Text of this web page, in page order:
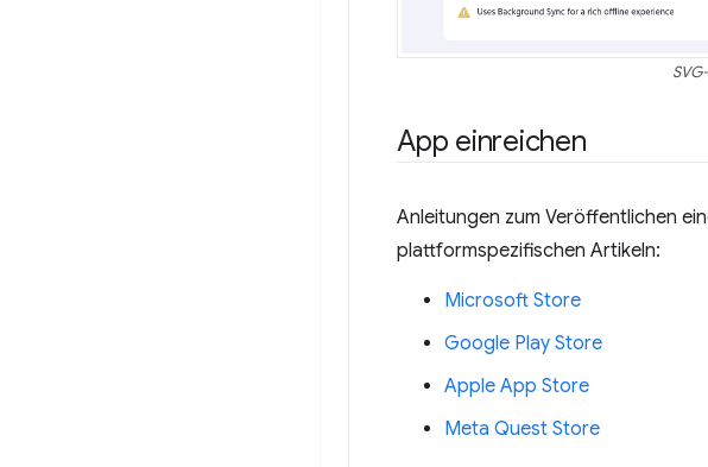
App einreichen
Anleitungen zum Veröffentlichen
plattformspezifischen Artikeln:
Microsoft Store
Google Play Store
Apple App Store
Meta Quest Store